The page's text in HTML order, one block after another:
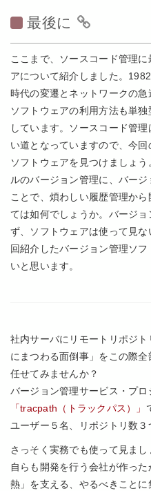
最後に
ここまで、ソースコード管理
アについて紹介しました。
時代の変遷とネットワークの
ソフトウェアの利用方法も単
しています。ソースコード管
い道となっていますので、今
ソフトウェアを見つけましょ
ルのバージョン管理に、バー
ことで、煩わしい履歴管理か
ては如何でしょうか。バージ
ず、ソフトウェアは使って見
回紹介したバージョン管理ソ
いと思います。
社内サーバにリモートリポジ
にまつわる面倒事」をこの際
任せてみませんか？
バージョン管理サービス・プ
「tracpath（トラックパス）」
ユーザー５名、リポジトリ数３
さっそく実務でも使って見まし
自らも開発を行う会社が作っ
熱」を支える、やるべきこと